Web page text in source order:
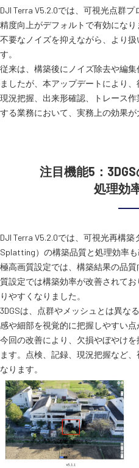
DJI Terra V5.2.0では、可視光点群
精度向上がデフォルトで有効にな
不要なノイズを抑えながら、より
す。
従来は、構築後にノイズ除去や編
ましたが、本アップデートにより
現況把握、出来形確認、トレース
する業務において、実務上の効果が
注目機能5：
処理効
DJI Terra V5.2.0では、可視光再構築
Splatting）の構築品質と処理効率も
極高画質設定では、構築結果の品
質設定では構築効率が改善されて
りやすくなりました。
3DGSは、点群やメッシュとは異な
感や細部を視覚的に把握しやすい点
今回の改善により、欠損やぼやけ
ます。点検、記録、現況把握など
なります。